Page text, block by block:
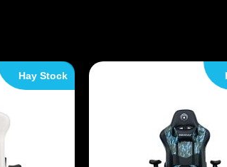
Hay Stock